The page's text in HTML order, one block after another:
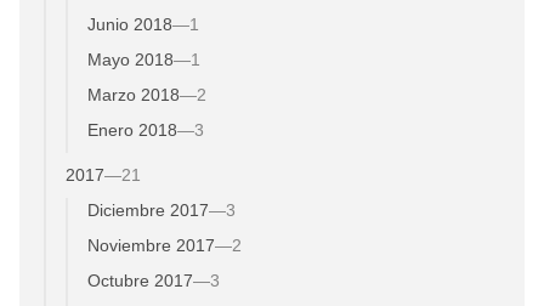
Junio 2018—1
Mayo 2018—1
Marzo 2018—2
Enero 2018—3
2017—21
Diciembre 2017—3
Noviembre 2017—2
Octubre 2017—3